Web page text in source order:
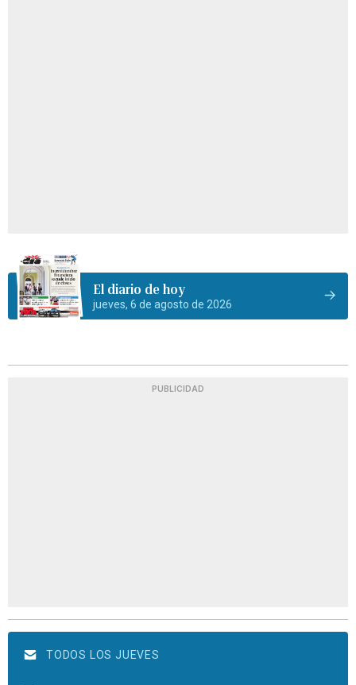
El diario de hoy
jueves, 6 de agosto de 2026
PUBLICIDAD
TODOS LOS JUEVES